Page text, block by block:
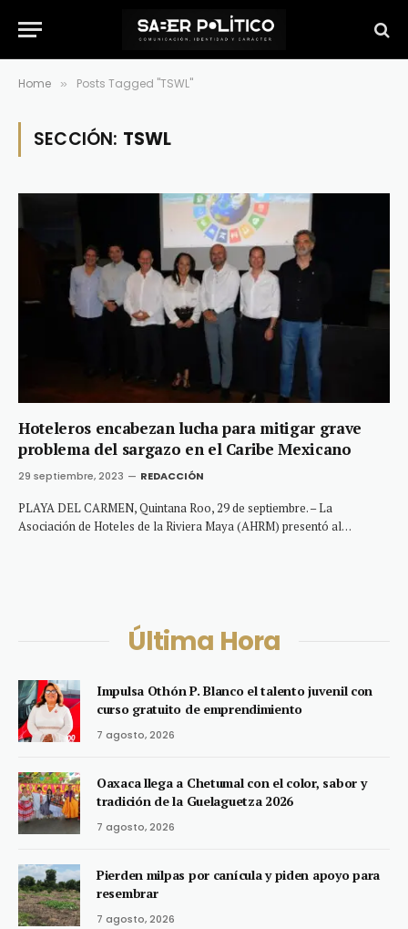
Home » Posts Tagged "TSWL"
SECCIÓN: TSWL
Hoteleros encabezan lucha para mitigar grave
problema del sargazo en el Caribe Mexicano
29 septiembre, 2023 REDACCIÓN
PLAYA DEL CARMEN, Quintana Roo, 29 de septiembre. – La
Asociación de Hoteles de la Riviera Maya (AHRM) presentó al…
Última Hora
Impulsa Othón P. Blanco el talento juvenil con
curso gratuito de emprendimiento
7 agosto, 2026
Oaxaca llega a Chetumal con el color, sabor y
tradición de la Guelaguetza 2026
7 agosto, 2026
Pierden milpas por canícula y piden apoyo para
resembrar
7 agosto, 2026